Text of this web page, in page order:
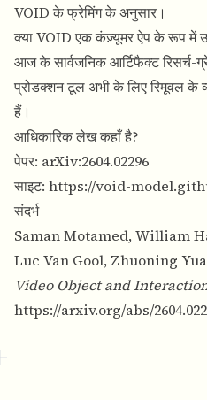
VOID के फ्रेमिंग के अनुसार।
क्या VOID एक कंज़्यूमर ऐप के रूप में
आज के सार्वजनिक आर्टिफैक्ट रिसर्च-
प्रोडक्शन टूल अभी के लिए रिमूवल के
हैं।
आधिकारिक लेख कहाँ है?
पेपर: arXiv:2604.02296
साइट: https://void-
संदर्भ
Saman Motamed, William
Luc Van Gool, Zhuoning
Video Object and
https://arxiv.org/abs/